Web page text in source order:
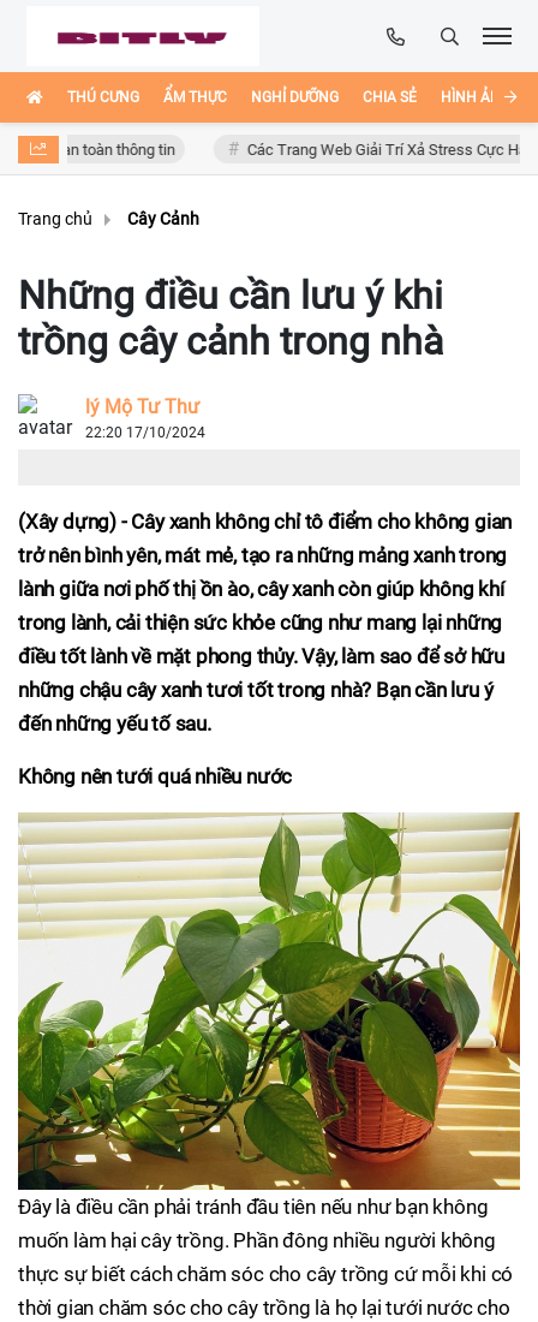
THÚ CƯNG ẨM THỰC NGHỈ DƯỠNG CHIA SẺ HÌNH ẢNH
toàn thông tin Các Trang Web Giải Trí Xả Stress Cực Hay Ho Trên
Trang chủ Cây Cảnh
Những điều cần lưu ý khi
trồng cây cảnh trong nhà
lý Mộ Tư Thư
22:20 17/10/2024
(Xây dựng) - Cây xanh không chỉ tô điểm cho không gian
trở nên bình yên, mát mẻ, tạo ra những mảng xanh trong
lành giữa nơi phố thị ồn ào, cây xanh còn giúp không khí
trong lành, cải thiện sức khỏe cũng như mang lại những
điều tốt lành về mặt phong thủy. Vậy, làm sao để sở hữu
những chậu cây xanh tươi tốt trong nhà? Bạn cần lưu ý
đến những yếu tố sau.
Không nên tưới quá nhiều nước
Đây là điều cần phải tránh đầu tiên nếu như bạn không
muốn làm hại cây trồng. Phần đông nhiều người không
thực sự biết cách chăm sóc cho cây trồng cứ mỗi khi có
thời gian chăm sóc cho cây trồng là họ lại tưới nước cho